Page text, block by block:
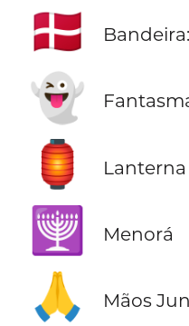
🇩🇰
👻
🏮
🕎 Menorá
🙏 Mãos